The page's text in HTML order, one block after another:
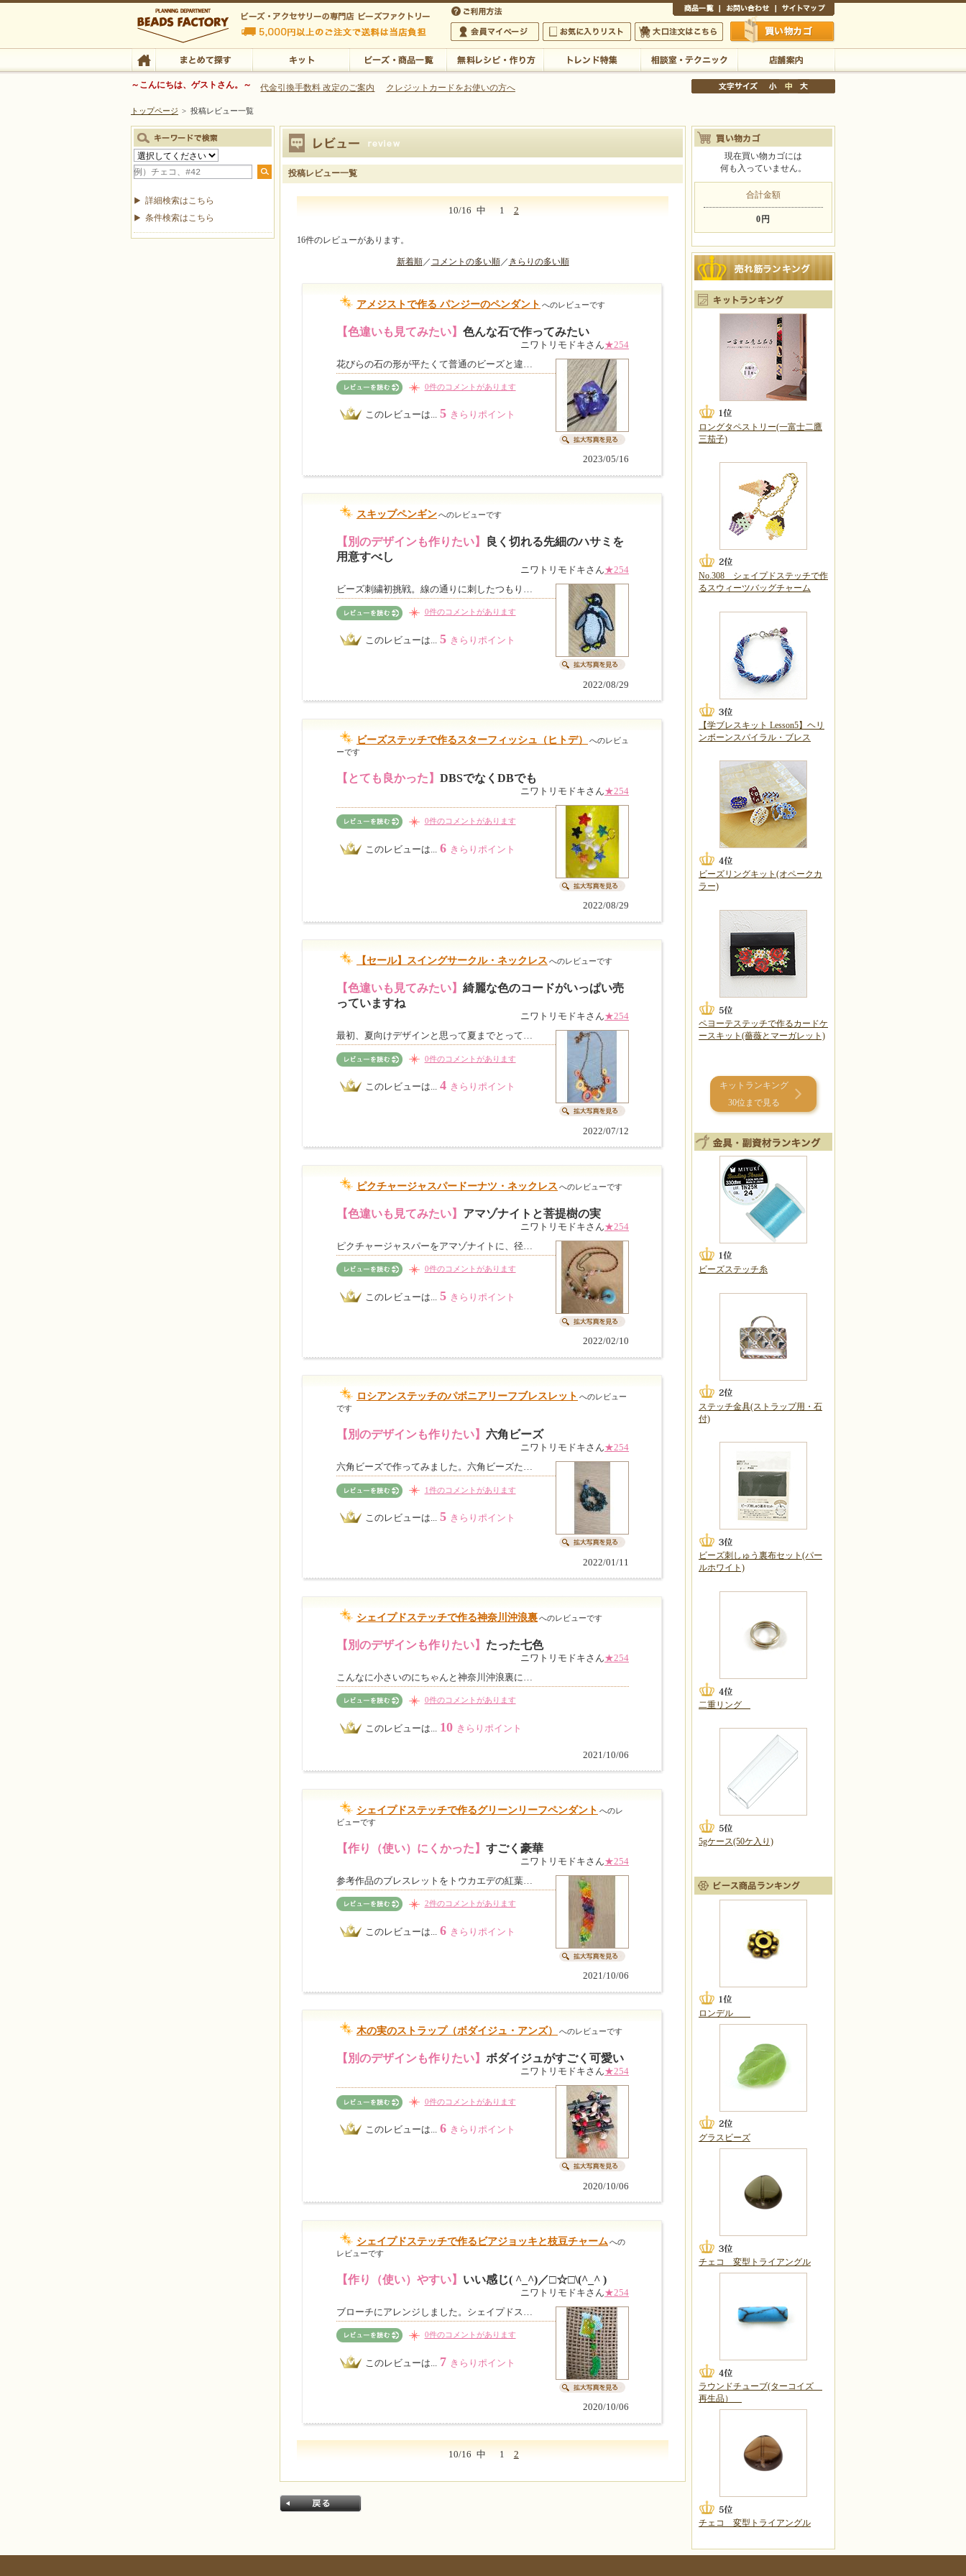
ビーズファクトリー ビーズ・パーツ・金具など・アクセサリーの専門店
ビーズ・アクセサリーの専門店 ビーズファクトリー 5,000円以上のご注文で送料は当店が負担いたします
ビーズ・アクセサリーの専門店 ビーズファクトリー 5,000円以上のご注文で送料は当店が負担いたします
会員マイページ
お気に入りリスト 大口注文はこちら 買い物かご
TOP まとめて探す 店舗案内
～こんにちは、ゲストさん。～ 代金引換手数料 改定のご案内 クレジットカードをお使いの方へ
トップページ > 投稿レビュー一覧
投稿レビュー一覧
10/16 中 1 2
16件のレビューがあります。
新着順／ コメントの多い順／ きらりの多い順
アメジストで作る パンジーのペンダント へのレビューです
【色違いも見てみたい】 色んな石で作ってみたい
ニワトリモドキさん★254
花びらの石の形が平たくて普通のビーズと違…
0件のコメントがあります
このレビューは... 5 きらりポイント
2023/05/16
スキップペンギンへのレビューです
【別のデザインも作りたい】
良く切れる先細のハサミを
用意すべし
ニワトリモドキさん★254
ビーズ刺繍初挑戦。線の通りに刺したつもり…
0件のコメントがあります
このレビューは... 5 きらりポイント
2022/08/29
ビーズステッチで作るスターフィッシュ（ヒトデ）
へのレビュ
ーです
【とても良かった】 DBSでなくDBでも
ニワトリモドキさん★254
0件のコメントがあります
このレビューは... 6 きらりポイント
2022/08/29
【セール】スイングサークル・ネックレス へのレビューです
【色違いも見てみたい】 綺麗な色のコードがいっぱい売
っていますね
ニワトリモドキさん★254
最初、夏向けデザインと思って夏までとって…
0件のコメントがあります
このレビューは... 4 きらりポイント
2022/07/12
ピクチャージャスパードーナツ・ネックレス へのレビューです
【色違いも見てみたい】 アマゾナイトと菩提樹の実
ニワトリモドキさん★254
ピクチャージャスパーをアマゾナイトに、径…
0件のコメントがあります
このレビューは... 5 きらりポイント
2022/02/10
ロシアンステッチのパボニアリーフブレスレット へのレビュー
です
【別のデザインも作りたい】 六角ビーズ
ニワトリモドキさん★254
六角ビーズで作ってみました。六角ビーズた…
1件のコメントがあります
このレビューは... 5 きらりポイント
2022/01/11
シェイプドステッチで作る神奈川沖浪裏へのレビューです
【別のデザインも作りたい】 たった七色
ニワトリモドキさん★254
こんなに小さいのにちゃんと神奈川沖浪裏に…
0件のコメントがあります
このレビューは... 10 きらりポイント
2021/10/06
シェイプドステッチで作るグリーンリーフペンダント へのレ
ビューです
【作り（使い）にくかった】 すごく豪華
ニワトリモドキさん★254
参考作品のブレスレットをトウカエデの紅葉…
2件のコメントがあります
このレビューは... 6 きらりポイント
2021/10/06
木の実のストラップ（ボダイジュ・アンズ） へのレビューです
【別のデザインも作りたい】 ボダイジュがすごく可愛い
ニワトリモドキさん★254
0件のコメントがあります
このレビューは... 6 きらりポイント
2020/10/06
シェイプドステッチで作るビアジョッキと枝豆チャーム への
レビューです
【作り（使い）やすい】 いい感じ( ^_^)／□☆□\(^_^ )
ニワトリモドキさん★254
ブローチにアレンジしました。シェイプドス…
0件のコメントがあります
このレビューは... 7 きらりポイント
2020/10/06
10/16 中 1 2
詳細検索はこちら
条件検索はこちら
現在買い物カゴには
何も入っていません。
合計金額
0円
ロングタペストリー(一富士二鷹
三茄子)
No.308 シェイプドステッチで作
るスウィーツバッグチャーム
【学ブレスキット Lesson5】ヘリ
ンボーンスパイラル・ブレス
ビーズリングキット(オペークカ
ラー)
ペヨーテステッチで作るカードケ
ースキット(薔薇とマーガレット)
キットランキング
30位まで見る
ビーズステッチ糸
ステッチ金具(ストラップ用・石
付)
ビーズ刺しゅう裏布セット(パー
ルホワイト)
二重リング
5gケース(50ケ入り)
ロンデル
グラスビーズ
チェコ 変型トライアングル
ラウンドチューブ(ターコイズ
再生品）
チェコ 変型トライアングル